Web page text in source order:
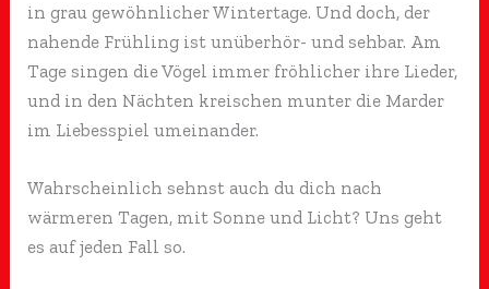
in grau gewöhnlicher Wintertage. Und doch, der
nahende Frühling ist unüberhör- und sehbar. Am
Tage singen die Vögel immer fröhlicher ihre Lieder,
und in den Nächten kreischen munter die Marder
im Liebesspiel umeinander.
Wahrscheinlich sehnst auch du dich nach
wärmeren Tagen, mit Sonne und Licht? Uns geht
es auf jeden Fall so.